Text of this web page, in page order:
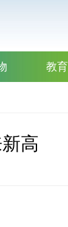
教育
高